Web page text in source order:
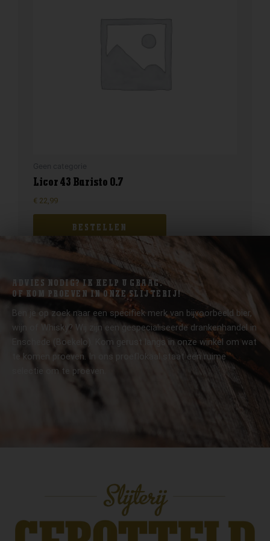
Licor 43 Baristo 0.7
€ 22,99
BESTELLEN
ADVIES NODIG? IK HELP U GRAAG.
OF KOM PROEVEN IN ONZE SLIJTERIJ!
Ben je op zoek naar een specifiek merk van bijvoorbeeld bier,
wijn of Whisky? Wij zijn een gespecialiseerde drankenhandel in
Enschede (Boekelo). Kom gerust langs in onze winkel om wat
te komen proeven. In ons proeflokaal staat een ruime
selectie om te proeven.